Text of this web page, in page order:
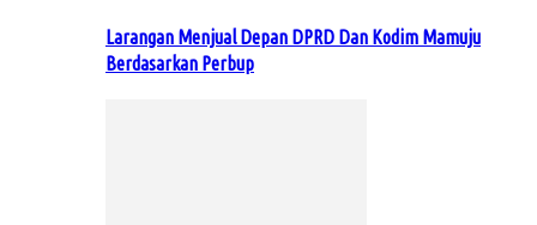
Larangan Menjual Depan DPRD Dan Kodim Mamuju
Berdasarkan Perbup